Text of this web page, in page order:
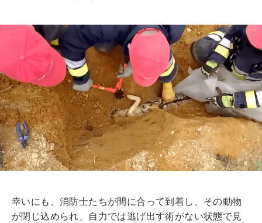
幸いにも、消防士たちが間に合って到着し、その動物
が閉じ込められ、自力では逃げ出す術がない状態で見